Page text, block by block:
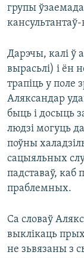
групы
кансультантаў-
Дарэчы, калі ў
вырасьлі) і ён
трапіць у поле
Аляксандар
быць і досыць
людзі могуць
поўны
сацыяльных
падставаў, каб
праблемных.
Са словаў
выклікаць
не зьвязаны з